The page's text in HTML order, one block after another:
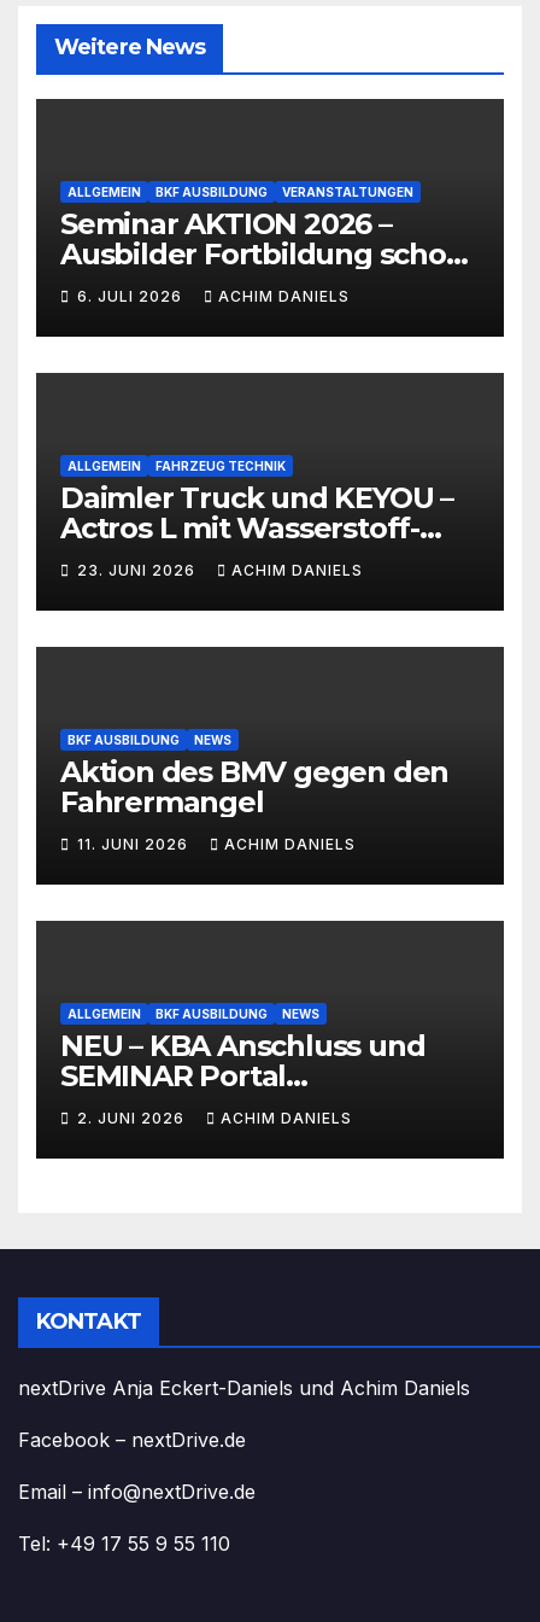
Weitere News
ALLGEMEIN BKF AUSBILDUNG VERANSTALTUNGEN
Seminar AKTION 2026 –
Ausbilder Fortbildung schon
ab 399€!!!
6. JULI 2026 ACHIM DANIELS
ALLGEMEIN FAHRZEUG TECHNIK
Daimler Truck und KEYOU –
Actros L mit Wasserstoff-
Verbrennermotor
23. JUNI 2026 ACHIM DANIELS
BKF AUSBILDUNG NEWS
Aktion des BMV gegen den
Fahrermangel
11. JUNI 2026 ACHIM DANIELS
ALLGEMEIN BKF AUSBILDUNG NEWS
NEU – KBA Anschluss und
SEMINAR Portal
AKTIONSPREISE!!! Bis zu 50%
RABATT
2. JUNI 2026 ACHIM DANIELS
KONTAKT
nextDrive Anja Eckert-Daniels und Achim Daniels
Facebook – nextDrive.de
Email – info@nextDrive.de
Tel: +49 17 55 9 55 110